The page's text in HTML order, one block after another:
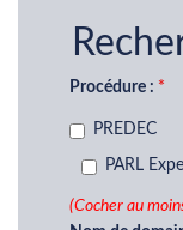
Procédure :
PREDEC
PARL
(Cocher au